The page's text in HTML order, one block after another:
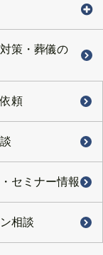
策・葬儀の
頼
セミナー情報
相談